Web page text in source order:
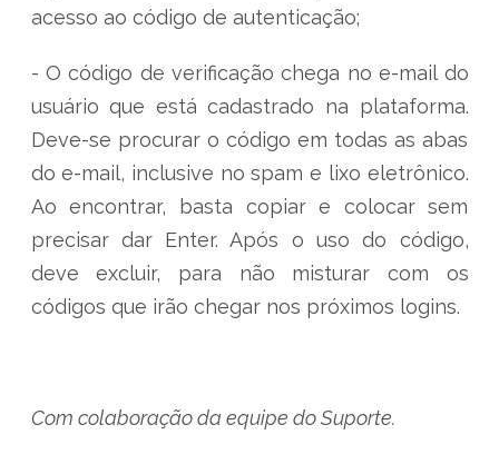
acesso ao código de autenticação;
- O código de verificação chega no e-mail do
usuário que está cadastrado na plataforma.
Deve-se procurar o código em todas as abas
do e-mail, inclusive no spam e lixo eletrônico.
Ao encontrar, basta copiar e colocar sem
precisar dar Enter. Após o uso do código,
deve excluir, para não misturar com os
códigos que irão chegar nos próximos logins.
Com colaboração da equipe do Suporte.